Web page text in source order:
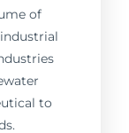
of
to